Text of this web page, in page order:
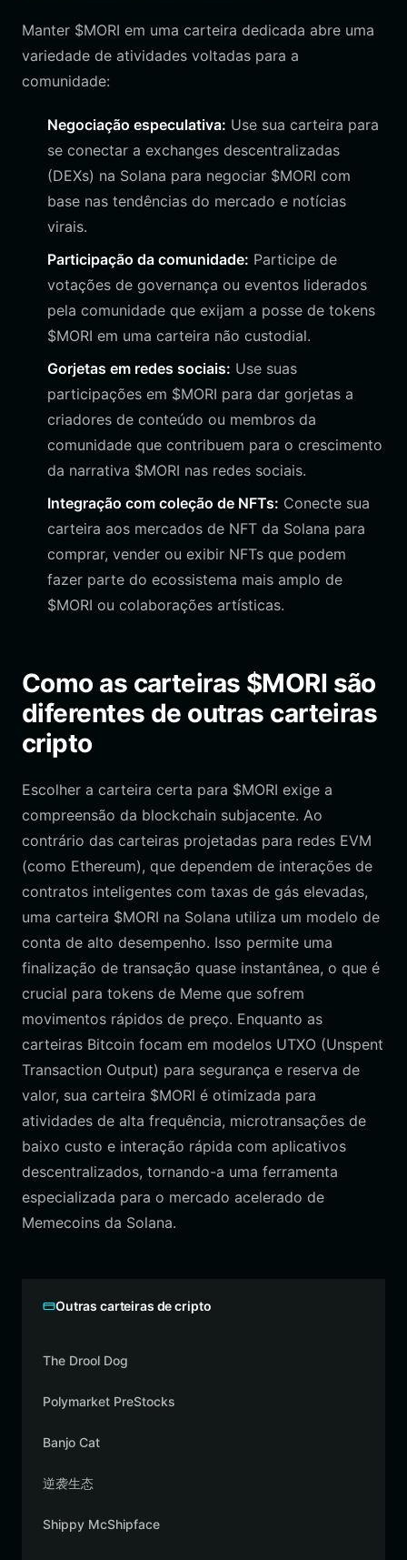
Manter $MORI em uma carteira dedicada abre uma
variedade de atividades voltadas para a
comunidade:
Negociação especulativa: Use sua carteira para
se conectar a exchanges descentralizadas
(DEXs) na Solana para negociar $MORI com
base nas tendências do mercado e notícias
virais.
Participação da comunidade: Participe de
votações de governança ou eventos liderados
pela comunidade que exijam a posse de tokens
$MORI em uma carteira não custodial.
Gorjetas em redes sociais: Use suas
participações em $MORI para dar gorjetas a
criadores de conteúdo ou membros da
comunidade que contribuem para o crescimento
da narrativa $MORI nas redes sociais.
Integração com coleção de NFTs: Conecte sua
carteira aos mercados de NFT da Solana para
comprar, vender ou exibir NFTs que podem
fazer parte do ecossistema mais amplo de
$MORI ou colaborações artísticas.
Como as carteiras $MORI são
diferentes de outras carteiras
cripto
Escolher a carteira certa para $MORI exige a
compreensão da blockchain subjacente. Ao
contrário das carteiras projetadas para redes EVM
(como Ethereum), que dependem de interações de
contratos inteligentes com taxas de gás elevadas,
uma carteira $MORI na Solana utiliza um modelo de
conta de alto desempenho. Isso permite uma
finalização de transação quase instantânea, o que é
crucial para tokens de Meme que sofrem
movimentos rápidos de preço. Enquanto as
carteiras Bitcoin focam em modelos UTXO (Unspent
Transaction Output) para segurança e reserva de
valor, sua carteira $MORI é otimizada para
atividades de alta frequência, microtransações de
baixo custo e interação rápida com aplicativos
descentralizados, tornando-a uma ferramenta
especializada para o mercado acelerado de
Memecoins da Solana.
Outras carteiras de cripto
The Drool Dog
Polymarket PreStocks
Banjo Cat
逆袭生态
Shippy McShipface